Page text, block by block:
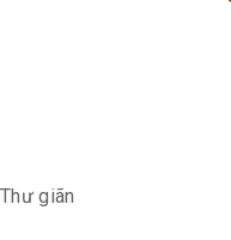
Thư giãn